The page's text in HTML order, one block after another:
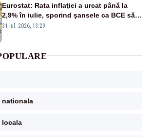
Eurostat: Rata inflaţiei a urcat până la
2,9% în iulie, sporind şansele ca BCE să
majoreze dobânda
31 iul. 2026, 13:29
nationala
locala